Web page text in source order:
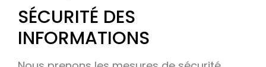
SÉCURITÉ DES
INFORMATIONS